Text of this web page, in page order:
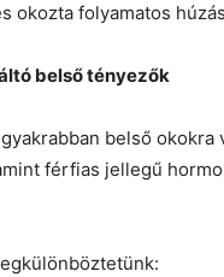
okozta folyamatos
belső tényezők
belső
férfias jellegű